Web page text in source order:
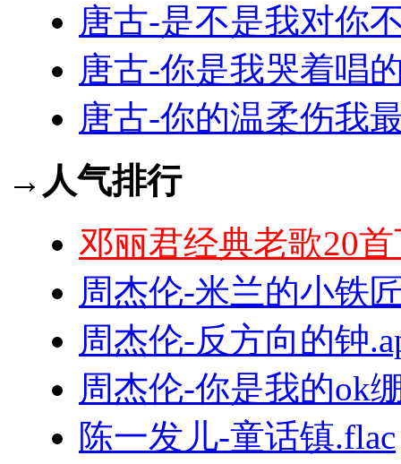
唐古-是不是我对你
唐古-你是我哭着唱
唐古-你的温柔伤我
→人气排行
邓丽君经典老歌20
周杰伦-米兰的小铁
周杰伦-反方向的钟
周杰伦-你是我的ok
陈一发儿-童话镇.flac